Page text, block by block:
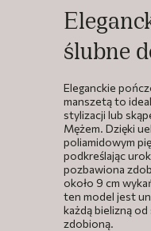
ślubne
Eleganckie
manszetą to
stylizacji lub
Mężem. Dzięki
poliamidowym
podkreślając
pozbawiona
około 9 cm
ten model jest
każdą bielizną
zdobioną.